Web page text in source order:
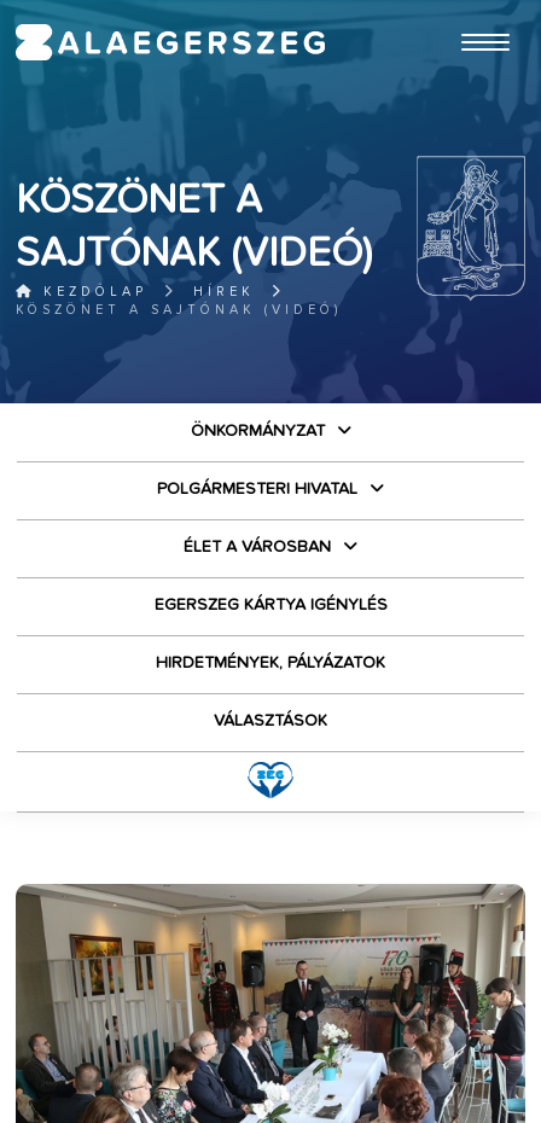
ugrás a fő tartalomhoz
KÖSZÖNET A
SAJTÓNAK (VIDEÓ)
KEZDŐLAP
HÍREK
KÖSZÖNET A SAJTÓNAK (VIDEÓ)
ÖNKORMÁNYZAT
POLGÁRMESTERI HIVATAL
ÉLET A VÁROSBAN
EGERSZEG KÁRTYA IGÉNYLÉS
HIRDETMÉNYEK, PÁLYÁZATOK
VÁLASZTÁSOK